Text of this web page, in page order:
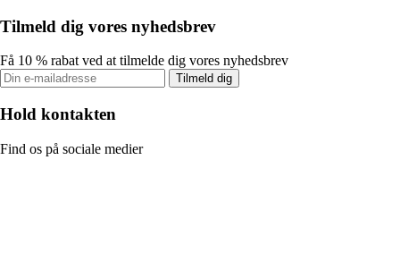
Tilmeld dig vores nyhedsbrev
Få 10 % rabat ved at tilmelde dig vores nyhedsbrev
Tilmeld dig
Hold kontakten
Find os på sociale medier